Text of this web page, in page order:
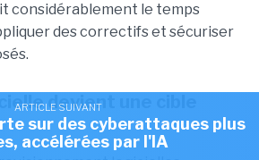
ARTICLE SUIVANT
sur des cyberattaques plus
accélérées par l'IA
considérablement le temps
des correctifs et sécuriser
devient une cible